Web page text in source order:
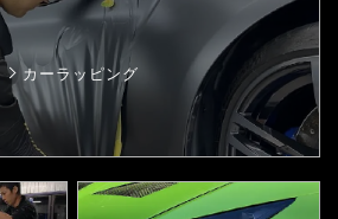
カーラッピング